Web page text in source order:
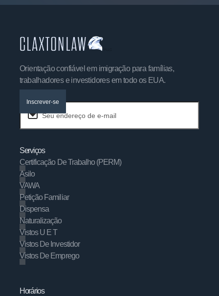
Orientação confiável em imigração para famílias,
trabalhadores e investidores em todo os EUA.
Inscrever-se
Serviços
Certificação De Trabalho (PERM)
Asilo
VAWA
Petição Familiar
Dispensa
Naturalização
Vistos U E T
Vistos De Investidor
Vistos De Emprego
Horários